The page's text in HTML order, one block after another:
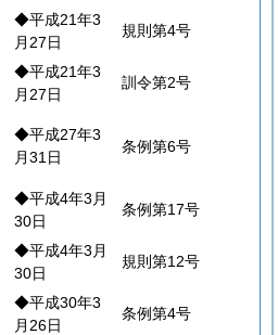
◆平成21年3
月27日
規則第4号
◆平成21年3
月27日
訓令第2号
◆平成27年3
月31日
条例第6号
◆平成4年3月
30日
条例第17号
◆平成4年3月
30日
規則第12号
◆平成30年3
月26日
条例第4号